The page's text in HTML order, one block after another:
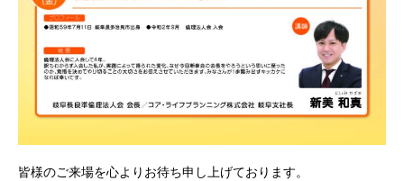
皆様のご来場を心よりお待ち申し上げております。